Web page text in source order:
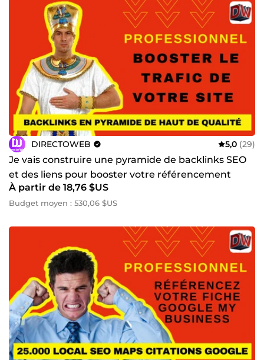
Accompagnement premium pour artisans, entreprises
locales, e‑commerces et créateurs de contenu **👉 Prêt à
booster votre visibilité et dépasser vos concurrents ? **
Contactez‑moi maintenant et je vous propose une
stratégie SEO + Backlinks sur mesure, adaptée à votre
secteur, avec des résultats visibles dès les premières
semaines. Cliquez sur “Commander” votre croissance
commence aujourd’hui.
DIRECTOWEB 5,0 (29)
Je vais construire une pyramide de backlinks SEO
et des liens pour booster votre référencement
Google
À partir de 18,76 $US
Budget moyen : 530,06 $US